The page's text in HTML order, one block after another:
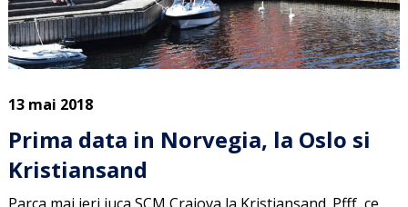
13 mai 2018
Prima data in Norvegia, la Oslo si
Kristiansand
Parca mai ieri juca SCM Craiova la Kristiansand. Pfff, ce